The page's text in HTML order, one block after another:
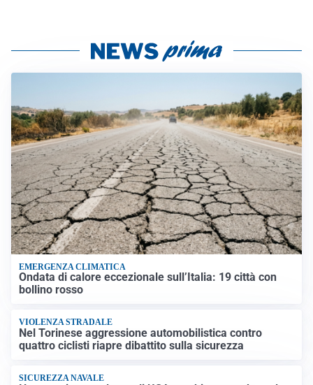
EMERGENZA CLIMATICA
Ondata di calore eccezionale sull’Italia: 19 città con
bollino rosso
VIOLENZA STRADALE
Nel Torinese aggressione automobilistica contro
quattro ciclisti riapre dibattito sulla sicurezza
SICUREZZA NAVALE